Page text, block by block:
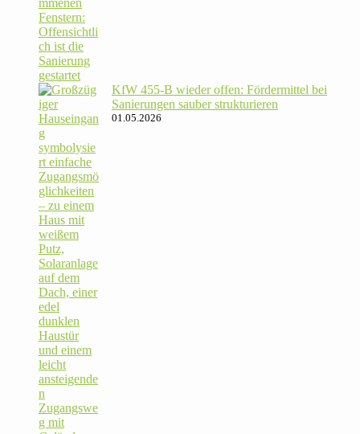
KfW 455‑B wieder offen: För­der­mittel bei
Sanie­rungen sauber strukturieren
01.05.2026